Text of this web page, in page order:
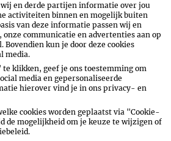
14:00-18:30
12:00, 14:00-18:30
wij en derde partijen informatie over jou
activiteiten binnen en mogelijk buiten
van deze informatie passen wij en
communicatie en advertenties aan op
kun je door deze cookies
media.
klikken, geef je ons toestemming om
media en gepersonaliseerde
hierover vind je in ons privacy- en
cookies worden geplaatst via "Cookie-
de mogelijkheid om je keuze te wijzigen of